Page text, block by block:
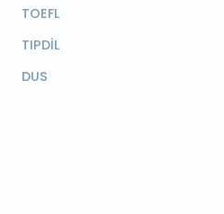
TOEFL
TIPDİL
DUS